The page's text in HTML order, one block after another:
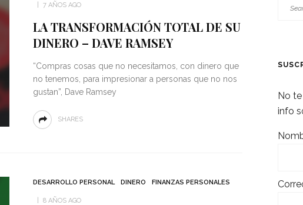
7 AÑOS AGO
LA TRANSFORMACIÓN TOTAL DE SU
DINERO – DAVE RAMSEY
“Compras cosas que no necesitamos, con dinero que
no tenemos, para impresionar a personas que no nos
gustan”, Dave Ramsey
SHARES
DESARROLLO PERSONAL DINERO FINANZAS PERSONALES
8 AÑOS AGO
No
info